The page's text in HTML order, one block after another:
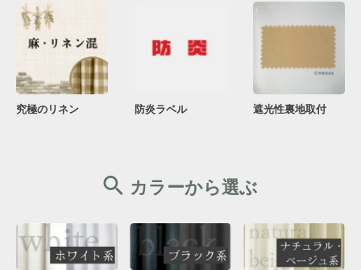
究極のリネン 防炎ラベル 遮光性裏地取付
カラーから選ぶ